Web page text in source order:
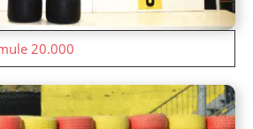
20.000